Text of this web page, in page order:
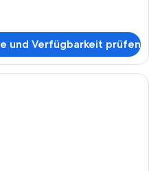
und Verfügbarkeit prüfen
Ein modernes Wohnzimmer mit